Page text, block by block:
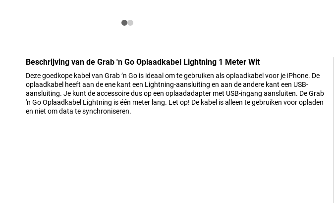
Beschrijving van de Grab 'n Go Oplaadkabel Lightning 1 Meter Wit
Deze goedkope kabel van Grab ’n Go is ideaal om te gebruiken als oplaadkabel voor je iPhone. De
oplaadkabel heeft aan de ene kant een Lightning-aansluiting en aan de andere kant een USB-
aansluiting. Je kunt de accessoire dus op een oplaadadapter met USB-ingang aansluiten. De Grab
'n Go Oplaadkabel Lightning is één meter lang. Let op! De kabel is alleen te gebruiken voor opladen
en niet om data te synchroniseren.